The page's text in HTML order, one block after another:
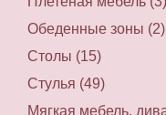
Обеденные зоны (2)
Столы (15)
Стулья (49)
Мягкая мебель,